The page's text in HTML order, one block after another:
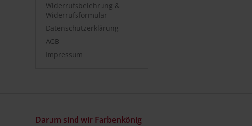
Widerrufsbelehrung &
Widerrufsformular
Datenschutzerklärung
AGB
Impressum
Darum sind wir Farbenkönig